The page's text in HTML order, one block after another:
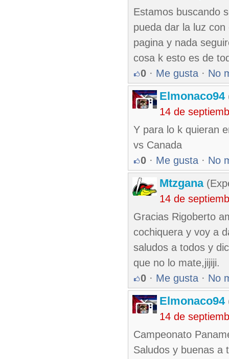
Estamos buscando
pueda dar la luz
pagina y nada
cosa k esto es de
0 · Me gusta · No
Elmonaco94
14 de
Y para lo k quieran
vs Canada
0 · Me gusta · No
Mtzgana
14 de
Gracias Rigoberto
cochiquera y voy a
saludos a todos y
que no lo mate,jijiji.
0 · Me gusta · No
Elmonaco94
14 de
Campeonato
Saludos y buenas a